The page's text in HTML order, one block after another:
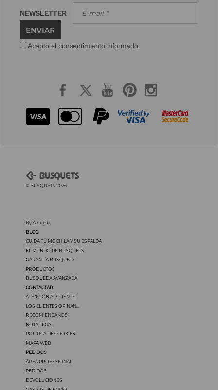
NEWSLETTER
ENVIAR
Acepto el consentimiento informado.
© BUSQUETS 2026
By Anunzia
BLOG
CUIDA TU MOCHILA Y SU ESPALDA
EL MUNDO DE BUSQUETS
GARANTÍA BUSQUETS
PRODUCTOS
BÚSQUEDA AVANZADA
CONTACTAR
ATENCIÓN AL CLIENTE
LOS CLIENTES OPINAN...
RECOMIÉNDANOS
NOTA LEGAL
POLÍTICA DE COOKIES
MAPA WEB
PEDIDOS
ÁREA PROFESIONAL
PEDIDOS
DEVOLUCIONES